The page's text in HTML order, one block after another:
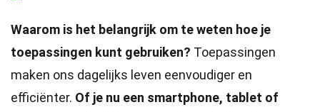
Waarom is het belangrijk om te weten hoe je
toepassingen kunt gebruiken? Toepassingen
maken ons dagelijks leven eenvoudiger en
efficiënter. Of je nu een smartphone, tablet of